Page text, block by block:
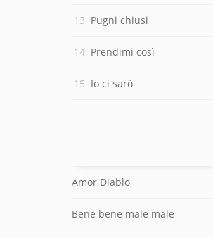
Pugni chiusi
Prendimi così
Io ci sarò
Amor Diablo
Bene bene male male